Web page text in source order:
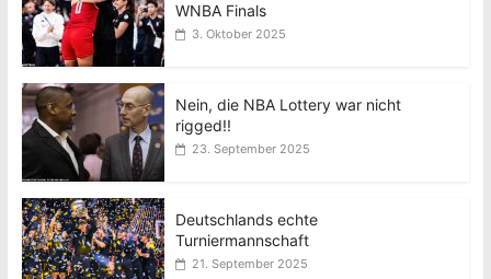
WNBA Finals
3. Oktober 2025
Nein, die NBA Lottery war nicht
rigged!!
23. September 2025
Deutschlands echte
Turniermannschaft
21. September 2025